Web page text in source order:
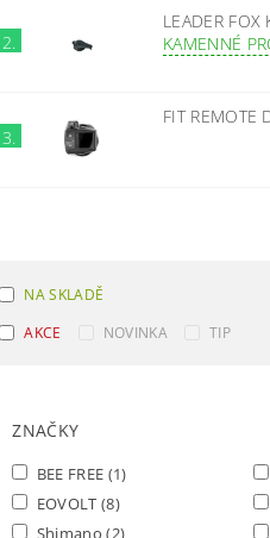
2.
LEADER FOX
KAMENNÉ
3.
FIT REMOTE
NA SKLADĚ
AKCE
NOVINKA TIP
ZNAČKY
BEE FREE (1)
EOVOLT (8)
Shimano(2)